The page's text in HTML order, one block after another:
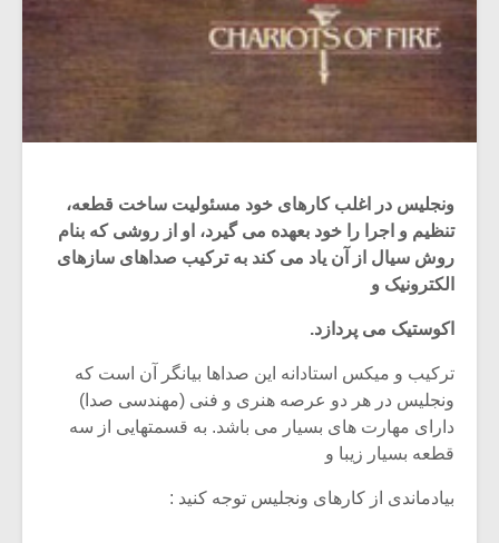
ونجلیس در اغلب کارهای خود مسئولیت ساخت قطعه،
تنظیم و اجرا را خود بعهده می گیرد، او از روشی که بنام
روش سیال از آن یاد می کند به ترکیب صداهای سازهای
الکترونیک و
اکوستیک می پردازد.
ترکیب و میکس استادانه این صداها بیانگر آن است که
ونجلیس در هر دو عرصه هنری و فنی (مهندسی صدا)
دارای مهارت های بسیار می باشد. به قسمتهایی از سه
قطعه بسیار زیبا و
بیادماندی از کارهای ونجلیس توجه کنید :